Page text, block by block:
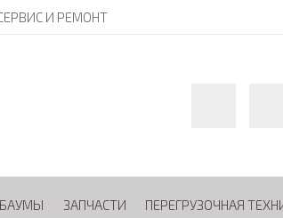
И РЕМОНТ
ЗАПЧАСТИ
ПЕРЕГРУЗОЧНАЯ